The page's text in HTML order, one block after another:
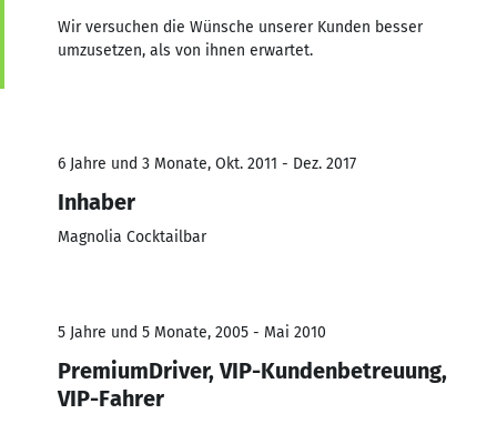
Wir versuchen die Wünsche unserer Kunden besser
umzusetzen, als von ihnen erwartet.
6 Jahre und 3 Monate, Okt. 2011 - Dez. 2017
Inhaber
Magnolia Cocktailbar
5 Jahre und 5 Monate, 2005 - Mai 2010
PremiumDriver, VIP-Kundenbetreuung,
VIP-Fahrer